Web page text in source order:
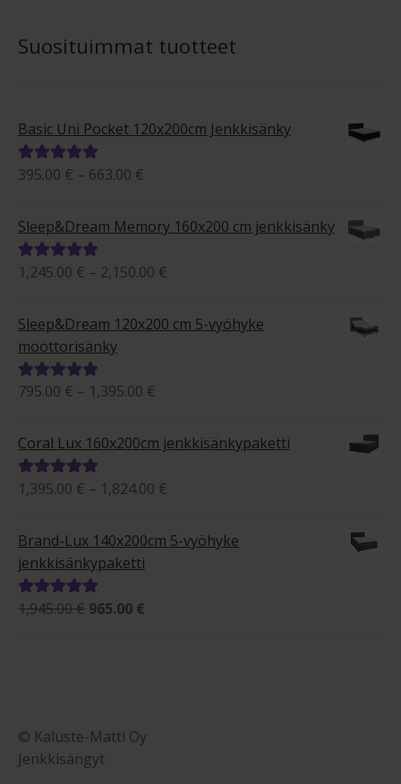
Suosituimmat tuotteet
Basic Uni Pocket 120x200cm Jenkkisänky
Arvostelu
395.00 € – 663.00 €
663.00 €
Sleep&Dream Memory 160x200 cm jenkkisänky
Arvostelu
1,245.00 € – 2,150.00 €
-
2,150.00 €
Sleep&Dream 120x200 cm 5-vyöhyke
moottorisänky
Arvostelu
5.00
/ 5
795.00 € – 1,395.00 €
-
1,395.00 €
Coral Lux 160x200cm jenkkisänkypaketti
Arvostelu
5.00
/ 5
1,395.00 € – 1,824.00 €
-
1,824.00 €
Brand-Lux 140x200cm 5-vyöhyke
jenkkisänkypaketti
Arvostelu
1,945.00€ Alkuperäinen
965.00 €
© Kaluste-Matti Oy
Jenkkisängyt